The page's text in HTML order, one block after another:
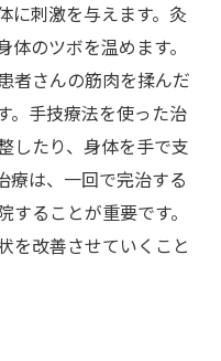
に刺激を与えます。灸
のツボを温めます。
者さんの筋肉を揉んだ
。手技療法を使った治
したり、身体を手で支
療は、一回で完治する
ることが重要です。
を改善させていくこと